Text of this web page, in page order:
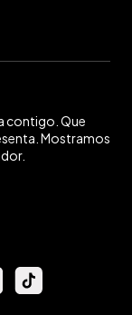
contigo. Que
Mostramos